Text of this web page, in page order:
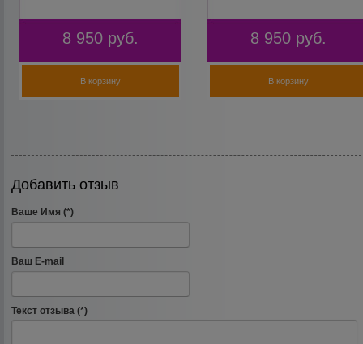
8 950 руб.
В корзину
8 950 руб.
В корзину
Добавить отзыв
Ваше Имя (*)
Ваш E-mail
Текст отзыва (*)